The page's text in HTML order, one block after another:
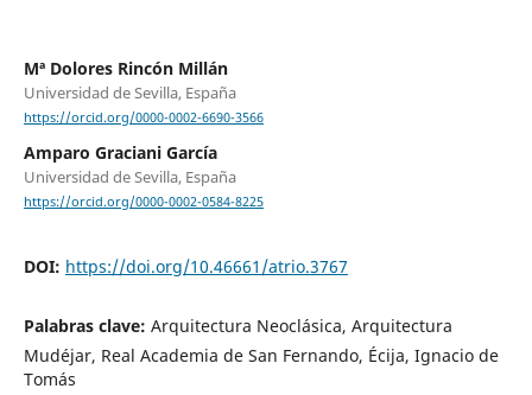
Mª Dolores Rincón Millán
Universidad de Sevilla, España
https://orcid.org/0000-0002-6690-3566
Amparo Graciani García
Universidad de Sevilla, España
https://orcid.org/0000-0002-0584-8225
DOI: https://doi.org/10.46661/atrio.3767
Palabras clave: Arquitectura Neoclásica, Arquitectura
Mudéjar, Real Academia de San Fernando, Écija, Ignacio de
Tomás